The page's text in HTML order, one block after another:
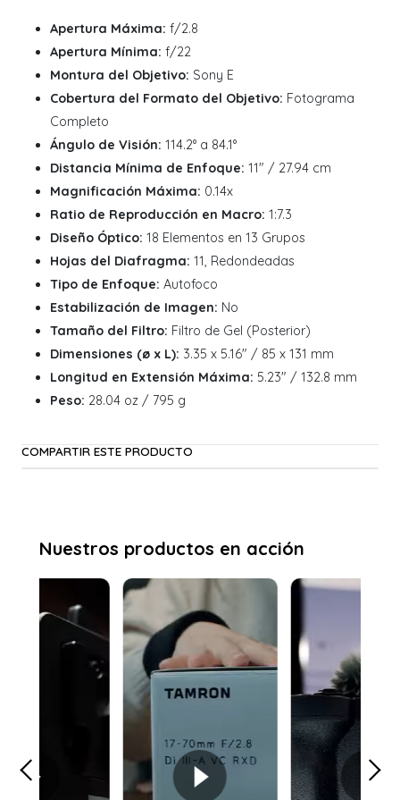
Apertura Máxima: f/2.8
Apertura Mínima: f/22
Montura del Objetivo: Sony E
Cobertura del Formato del Objetivo: Fotograma
Completo
Ángulo de Visión: 114.2° a 84.1°
Distancia Mínima de Enfoque: 11" / 27.94 cm
Magnificación Máxima: 0.14x
Ratio de Reproducción en Macro: 1:7.3
Diseño Óptico: 18 Elementos en 13 Grupos
Hojas del Diafragma: 11, Redondeadas
Tipo de Enfoque: Autofoco
Estabilización de Imagen: No
Tamaño del Filtro: Filtro de Gel (Posterior)
Dimensiones (ø x L): 3.35 x 5.16" / 85 x 131 mm
Longitud en Extensión Máxima: 5.23" / 132.8 mm
Peso: 28.04 oz / 795 g
COMPARTIR ESTE PRODUCTO